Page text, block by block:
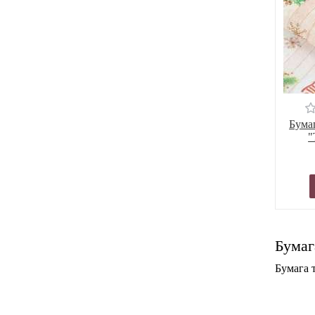
Бумага